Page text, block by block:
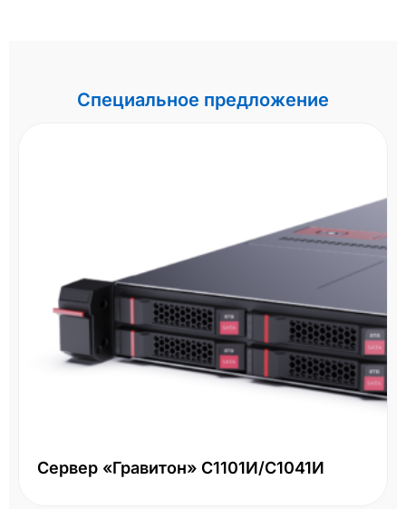
Специальное предложение
Сервер «Гравитон» С1101И/С1041И